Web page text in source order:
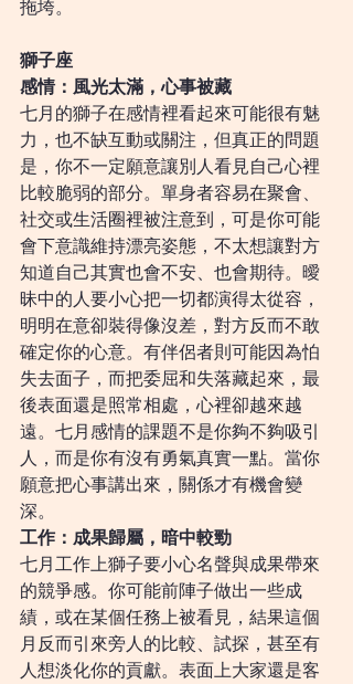
拖垮。
獅子座
感情：風光太滿，心事被藏
七月的獅子在感情裡看起來可能很有魅
力，也不缺互動或關注，但真正的問題
是，你不一定願意讓別人看見自己心裡
比較脆弱的部分。單身者容易在聚會、
社交或生活圈裡被注意到，可是你可能
會下意識維持漂亮姿態，不太想讓對方
知道自己其實也會不安、也會期待。曖
昧中的人要小心把一切都演得太從容，
明明在意卻裝得像沒差，對方反而不敢
確定你的心意。有伴侶者則可能因為怕
失去面子，而把委屈和失落藏起來，最
後表面還是照常相處，心裡卻越來越
遠。七月感情的課題不是你夠不夠吸引
人，而是你有沒有勇氣真實一點。當你
願意把心事講出來，關係才有機會變
深。
工作：成果歸屬，暗中較勁
七月工作上獅子要小心名聲與成果帶來
的競爭感。你可能前陣子做出一些成
績，或在某個任務上被看見，結果這個
月反而引來旁人的比較、試探，甚至有
人想淡化你的貢獻。表面上大家還是客